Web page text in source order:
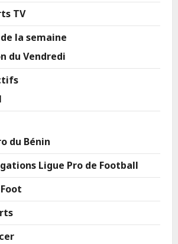
TV
la semaine
du Vendredi
du Bénin
Ligue Pro de Football